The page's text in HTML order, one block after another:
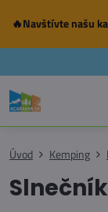
🔥Navštívte našu
Úvod Kemping